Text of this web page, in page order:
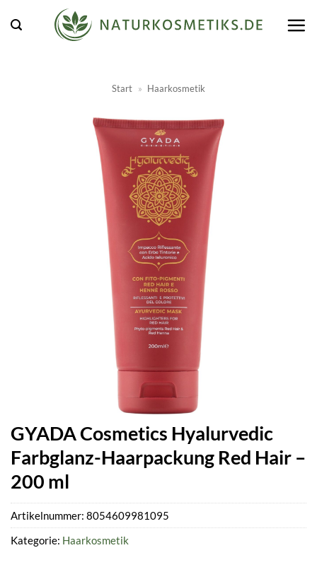
Inhalt
Start » Haarkosmetik
GYADA Cosmetics Hyalurvedic
Farbglanz-Haarpackung Red Hair –
200 ml
Artikelnummer: 8054609981095
Kategorie: Haarkosmetik